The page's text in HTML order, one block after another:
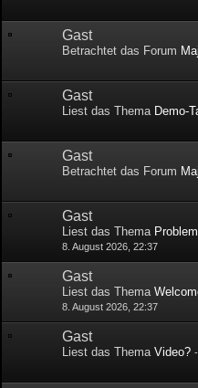
Gast
Betrachtet das Forum
Gast
Liest das Thema Demo-
Gast
Betrachtet das Forum
Gast
Liest das Thema
8. August 2026, 22:37
Gast
Liest das Thema
8. August 2026, 22:37
Gast
Liest das ThemaVideo?